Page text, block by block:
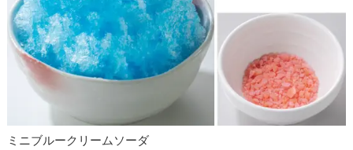
ミニブルークリームソーダ